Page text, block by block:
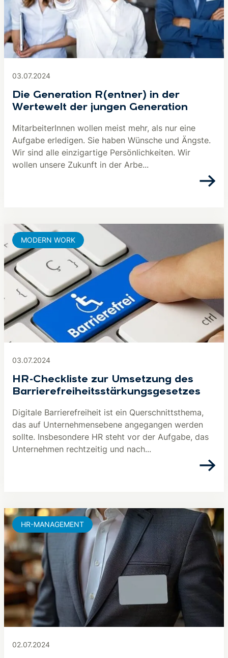
03.07.2024
Die Generation R(entner) in der
Wertewelt der jungen Generation
MitarbeiterInnen wollen meist mehr, als nur eine
Aufgabe erledigen. Sie haben Wünsche und Ängste.
Wir sind alle einzigartige Persönlichkeiten. Wir
wollen unsere Zukunft in der Arbe...
03.07.2024
HR-Checkliste zur Umsetzung des
Barrierefreiheitsstärkungsgesetzes
Digitale Barrierefreiheit ist ein Querschnittsthema,
das auf Unternehmensebene angegangen werden
sollte. Insbesondere HR steht vor der Aufgabe, das
Unternehmen rechtzeitig und nach...
MODERN WORK
02.07.2024
HR-MANAGEMENT